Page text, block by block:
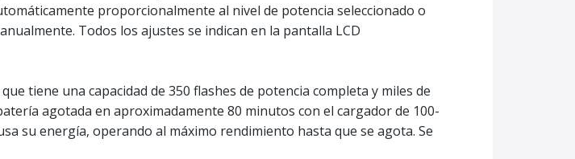
proporcionalmente al nivel de potencia seleccionado o
Todos los ajustes se indican en la pantalla LCD
tiene una capacidad de 350 flashes de potencia completa y miles de
agotada en aproximadamente 80 minutos con el cargador de 100-
su energía, operando al máximo rendimiento hasta que se agota. Se